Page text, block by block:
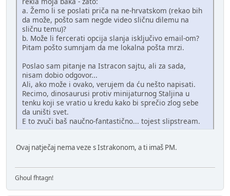
a. Žemo li se poslati priča na ne-hrvatskom (rekao bih
da može, pošto sam negde video sličnu dilemu na
sličnu temu)?
b. Može li fercerati opcija slanja isključivo email-om?
Pitam pošto sumnjam da me lokalna pošta mrzi.
Poslao sam pitanje na Istracon sajtu, ali za sada,
nisam dobio odgovor...
Ali, ako može i ovako, verujem da ću nešto napisati.
Recimo, dinosaurusi protiv minijaturnog Staljina u
tenku koji se vratio u kredu kako bi sprečio zlog sebe
da uništi svet.
E to zvuči baš naučno-fantastično... tojest slipstream.
Ovaj natječaj nema veze s Istrakonom, a ti imaš PM.
Ghoul fhtagn!